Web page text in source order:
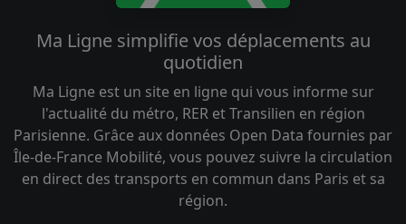
Ma Ligne simplifie vos déplacements au
quotidien
Ma Ligne est un site en ligne qui vous informe sur
l'actualité du métro, RER et Transilien en région
Parisienne. Grâce aux données Open Data fournies par
Île-de-France Mobilité, vous pouvez suivre la circulation
en direct des transports en commun dans Paris et sa
région.